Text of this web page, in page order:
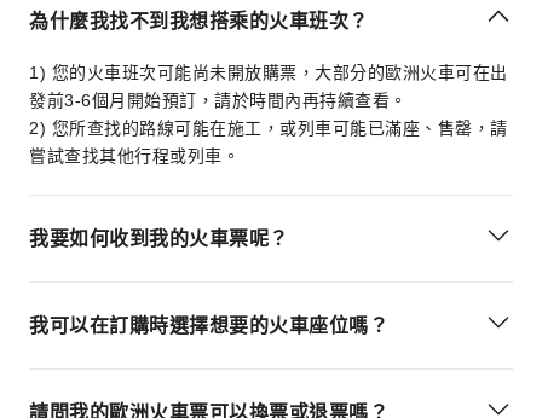
5
為什麼我找不到我想搭乘的火車班次？
1) 您的火車班次可能尚未開放購票，大部分的歐洲火車可在出
發前3-6個月開始預訂，請於時間內再持續查看。
2) 您所查找的路線可能在施工，或列車可能已滿座、售罄，請
嘗試查找其他行程或列車。
我要如何收到我的火車票呢？
我可以在訂購時選擇想要的火車座位嗎？
請問我的歐洲火車票可以換票或退票嗎？